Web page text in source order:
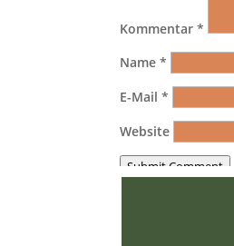
Kommentar *
Name *
E-Mail *
Website
Submit Comment